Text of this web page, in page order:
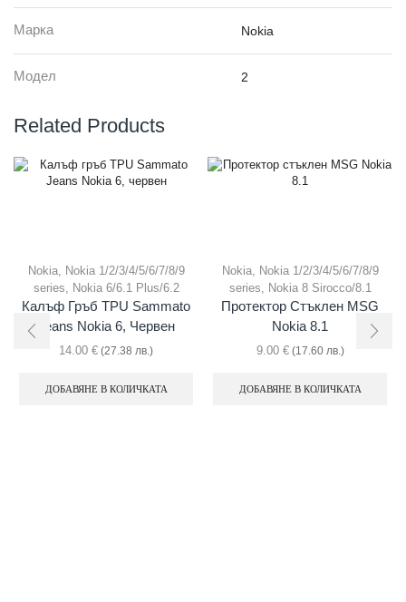
Марка Nokia
Модел 2
Related Products
Nokia,
Nokia 1/2/3/4/5/6/7/8/9
series
Nokia 6/6.1 Plus/6.2
Калъф Гръб TPU Sammato
Jeans Nokia 6, Червен
14.00 € (27.38 лв.)
ДОБАВЯНЕ В КОЛИЧКАТА
Nokia,
Nokia 1/2/3/4/5/6/7/8/9
series
Nokia 8 Sirocco/8.1
Протектор Стъклен MSG
Nokia 8.1
9.00 €(17.60 лв.)
ДОБАВЯНЕ В КОЛИЧКАТА